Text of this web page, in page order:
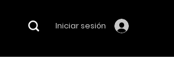
Iniciar sesión